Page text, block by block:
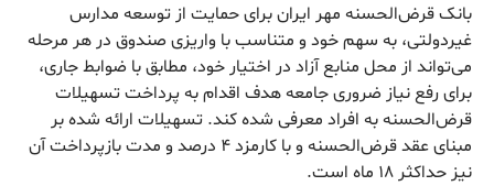
بانک قرض‌الحسنه مهر ایران برای حمایت از توسعه مدارس
غیردولتی، به سهم خود و متناسب با واریزی صندوق در هر مرحله
می‌تواند از محل منابع آزاد در اختیار خود، مطابق با ضوابط جاری،
برای رفع نیاز ضروری جامعه هدف اقدام به پرداخت تسهیلات
قرض‌الحسنه به افراد معرفی شده کند. تسهیلات ارائه شده بر
مبنای عقد قرض‌الحسنه و با کارمزد ۴ درصد و مدت بازپرداخت آن
نیز حداکثر ۱۸ ماه است.